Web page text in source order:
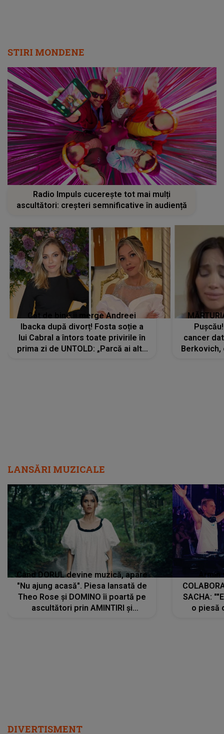
STIRI MONDENE
Radio Impuls cucerește tot mai mulți
ascultători: creșteri semnificative în audiență
Cât de bine îi merge Andreei
Ibacka după divorț! Fosta soție a
lui Cabral a întors toate privirile în
prima zi de UNTOLD: „Parcă ai altă
cancer
Berkovich,
LANSĂRI MUZICALE
Când DORUL devine muzică, apare
"Nu ajung acasă". Piesa lansată de
Theo Rose și DOMINO îi poartă pe
ascultători prin AMINTIRI și
SACHA:
o piesă
DIVERTISMENT